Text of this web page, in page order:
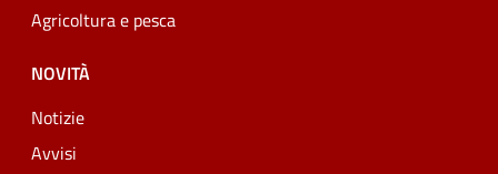
Agricoltura e pesca
NOVITÀ
Notizie
Avvisi